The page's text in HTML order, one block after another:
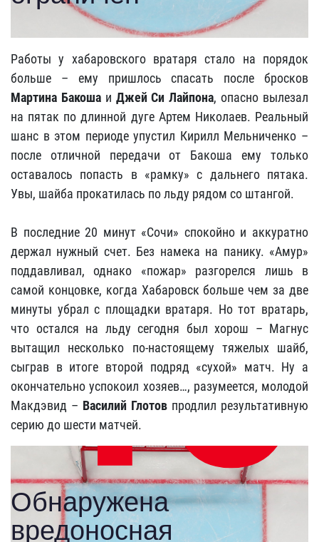
Работы у хабаровского вратаря стало на порядок
больше – ему пришлось спасать после бросков
Мартина Бакошаи Джей Си Лайпона, опасно вылезал
на пятак по длинной дуге Артем Николаев. Реальный
шанс в этом периоде упустил Кирилл Мельниченко –
после отличной передачи от Бакоша ему только
оставалось попасть в «рамку» с дальнего пятака.
Увы, шайба прокатилась по льду рядом со штангой.
В последние 20 минут «Сочи» спокойно и аккуратно
держал нужный счет. Без намека на панику. «Амур»
поддавливал, однако «пожар» разгорелся лишь в
самой концовке, когда Хабаровск больше чем за две
минуты убрал с площадки вратаря. Но тот вратарь,
что остался на льду сегодня был хорош – Магнус
вытащил несколько по-настоящему тяжелых шайб,
сыграв в итоге второй подряд «сухой» матч. Ну а
окончательно успокоил хозяев…, разумеется, молодой
Макдэвид – Василий Глотов продлил результативную
серию до шести матчей.